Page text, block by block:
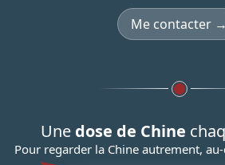
Me contacter →
Une dose de Chine
Pour regarder la Chine autrement,